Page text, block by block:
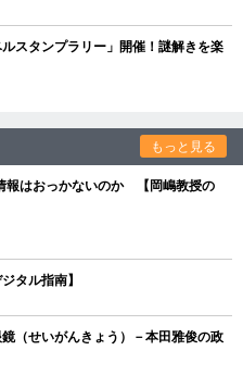
スタンプラリー」開催！謎解きを楽
もっと見る
報はおっかないのか 【岡嶋教授の
タル指南】
（せいがんきょう）－本田雅俊の政